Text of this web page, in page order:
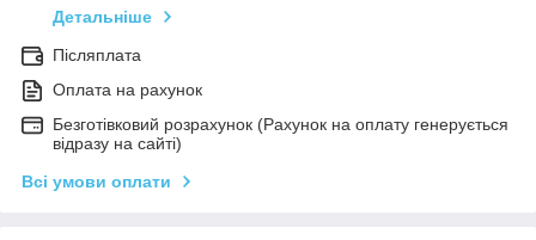
Детальніше
Післяплата
Оплата на рахунок
Безготівковий розрахунок (Рахунок на оплату генерується
відразу на сайті)
Всі умови оплати